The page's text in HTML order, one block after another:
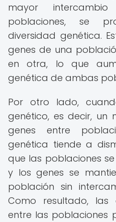
mayor
poblaciones, se
diversidad genética.
genes de una
en otra, lo que
genética de ambas
Por otro lado,
genético, es decir, un
genes entre
genética tiende a
que las poblaciones
y los genes se
población sin
Como resultado, las
entre las poblaciones